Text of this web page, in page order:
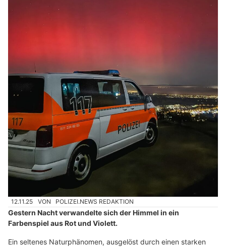
12.11.25 VON POLIZEI.NEWS REDAKTION
Gestern Nacht verwandelte sich der Himmel in ein
Farbenspiel aus Rot und Violett.
Ein seltenes Naturphänomen, ausgelöst durch einen starken